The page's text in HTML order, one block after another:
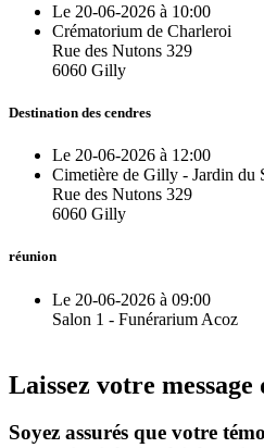
Le 20-06-2026 à 10:00
Crématorium de Charleroi
Rue des Nutons 329
6060 Gilly
Destination des cendres
Le 20-06-2026 à 12:00
Cimetière de Gilly - Jardin du
Rue des Nutons 329
6060 Gilly
réunion
Le 20-06-2026 à 09:00
Salon 1 - Funérarium Acoz
Laissez votre message
Soyez assurés que votre